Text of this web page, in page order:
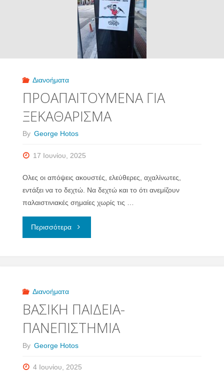
ΟΙ
ΗΛΙΘΙΟΙ"
Διανοήματα
ΠΡΟΑΠΑΙΤΟΥΜΕΝΑ ΓΙΑ
ΞΕΚΑΘΑΡΙΣΜΑ
By George Hotos
17 Ιουνίου, 2025
Ολες οι απόψεις ακουστές, ελεύθερες, αχαλίνωτες,
εντάξει να το δεχτώ. Να δεχτώ και το ότι ανεμίζουν
παλαιστινιακές σημαίες χωρίς τις …
Περισσότερα"ΠΡΟΑΠΑΙΤΟΥΜΕΝΑ
Διανοήματα
ΒΑΣΙΚΗ ΠΑΙΔΕΙΑ-
ΠΑΝΕΠΙΣΤΗΜΙΑ
By George Hotos
4 Ιουνίου, 2025